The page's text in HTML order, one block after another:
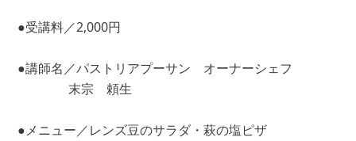
●受講料／2,000円
●講師名／パストリアプーサン オーナーシェフ
末宗 頼生
●メニュー／レンズ豆のサラダ・萩の塩ピザ